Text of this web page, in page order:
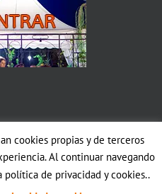
Fusion
cookies propias y de terceros
Al continuar navegando
de privacidad y cookies..